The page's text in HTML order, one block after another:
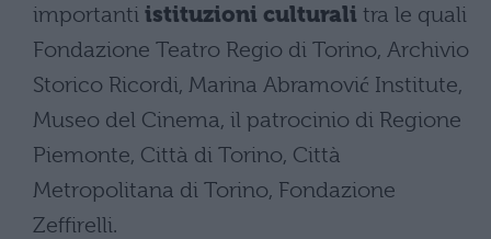
importanti istituzioni culturali tra le quali
Fondazione Teatro Regio di Torino, Archivio
Storico Ricordi, Marina Abramović Institute,
Museo del Cinema, il patrocinio di Regione
Piemonte, Città di Torino, Città
Metropolitana di Torino, Fondazione
Zeffirelli.